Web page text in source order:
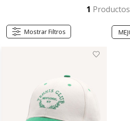
1 Productos
Mostrar Filtros